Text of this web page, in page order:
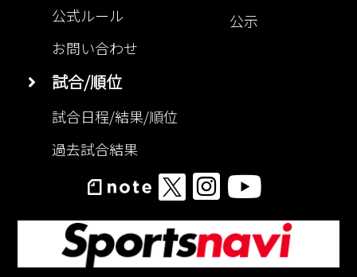
公式ルール
お問い合わせ
試合/順位
試合日程/結果/順位
過去試合結果
公示